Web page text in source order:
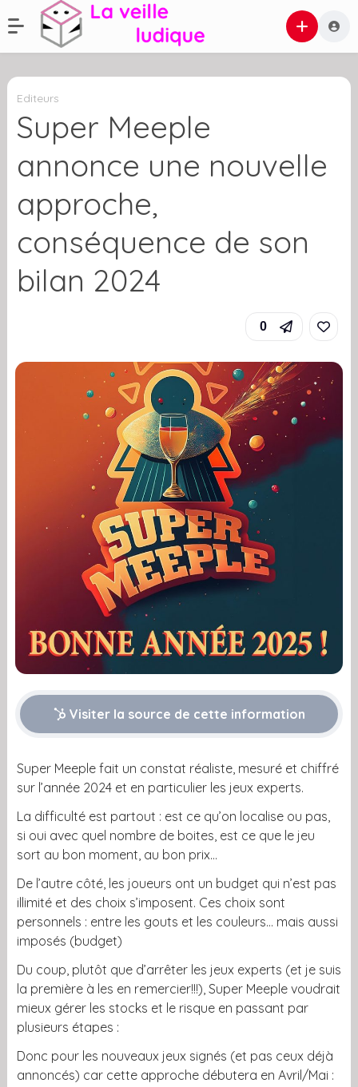
Editeurs
Super Meeple
annonce une nouvelle
approche,
conséquence de son
bilan 2024
0
Visiter la source de cette information
Super Meeple fait un constat réaliste, mesuré et chiffré
sur l’année 2024 et en particulier les jeux experts.
La difficulté est partout : est ce qu’on localise ou pas,
si oui avec quel nombre de boites, est ce que le jeu
sort au bon moment, au bon prix…
De l’autre côté, les joueurs ont un budget qui n’est pas
illimité et des choix s’imposent. Ces choix sont
personnels : entre les gouts et les couleurs… mais aussi
imposés (budget)
Du coup, plutôt que d’arrêter les jeux experts (et je suis
la première à les en remercier!!!), Super Meeple voudrait
mieux gérer les stocks et le risque en passant par
plusieurs étapes :
Donc pour les nouveaux jeux signés (et pas ceux déjà
annoncés) car cette approche débutera en Avril/Mai :